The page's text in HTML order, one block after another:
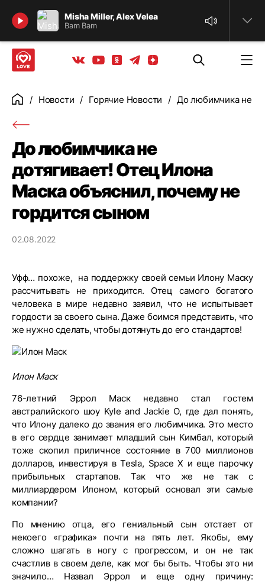
Misha Miller, Alex Velea
Bam Bam
Найти
Вконтакте
YoutubeОдноклассники
ТелеграмЯндекс дзен
ГлавнаяНовости Горячие Новости До любимчика не
До любимчика не
дотягивает! Отец Илона
Маска объяснил, почему не
гордится сыном
02.08.2022
Уфф… похоже, на поддержку своей семьи Илону Маску
рассчитывать не приходится. Отец самого богатого
человека в мире недавно заявил, что не испытывает
гордости за своего сына. Даже боимся представить, что
же нужно сделать, чтобы дотянуть до его стандартов!
Илон Маск
76-летний Эррол Маск недавно стал гостем
австралийского шоу Kyle and Jackie O, где дал понять,
что Илону далеко до звания его любимчика. Это место
в его сердце занимает младший сын Кимбал, который
тоже скопил приличное состояние в 700 миллионов
долларов, инвестируя в Tesla, Space X и еще парочку
прибыльных стартапов. Так что же не так с
миллиардером Илоном, который основал эти самые
компании?
По мнению отца, его гениальный сын отстает от
некоего «графика» почти на пять лет. Якобы, ему
сложно шагать в ногу с прогрессом, и он не так
счастлив в своем деле, как мог бы быть. Чтобы это ни
значило… Назвал Эррол и еще одну причину: